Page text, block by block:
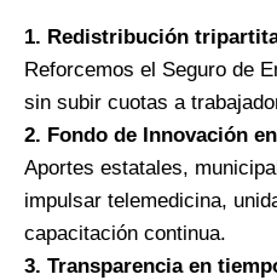
1. Redistribución
Reforcemos el Seguro de
sin subir cuotas a
2. Fondo de Innovación
Aportes estatales,
impulsar telemedicina,
capacitación continua.
3. Transparencia en